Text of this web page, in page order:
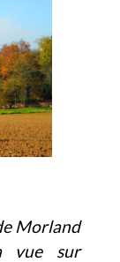
Morland
vue sur